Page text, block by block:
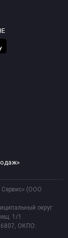
Сервис» (ООО
округ
1/1.
ОКПО: